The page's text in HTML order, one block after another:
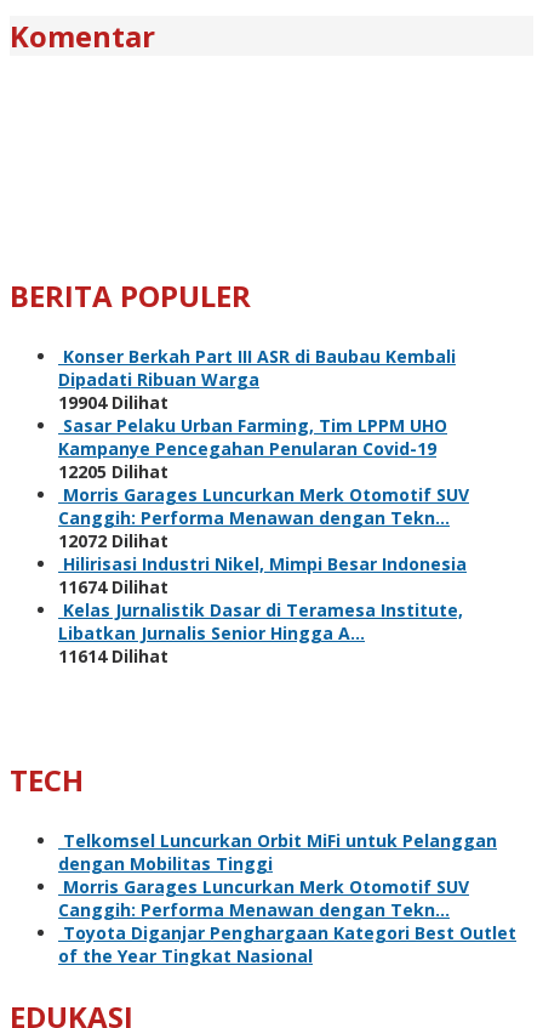
Komentar
BERITA POPULER
Konser Berkah Part III ASR di Baubau Kembali
Dipadati Ribuan Warga
19904 Dilihat
Sasar Pelaku Urban Farming, Tim LPPM UHO
Kampanye Pencegahan Penularan Covid-19
12205 Dilihat
Morris Garages Luncurkan Merk Otomotif SUV
Canggih: Performa Menawan dengan Tekn…
12072 Dilihat
Hilirisasi Industri Nikel, Mimpi Besar Indonesia
11674 Dilihat
Kelas Jurnalistik Dasar di Teramesa Institute,
Libatkan Jurnalis Senior Hingga A…
11614 Dilihat
TECH
Telkomsel Luncurkan Orbit MiFi untuk Pelanggan
dengan Mobilitas Tinggi
Morris Garages Luncurkan Merk Otomotif SUV
Canggih: Performa Menawan dengan Tekn…
Toyota Diganjar Penghargaan Kategori Best Outlet
of the Year Tingkat Nasional
EDUKASI